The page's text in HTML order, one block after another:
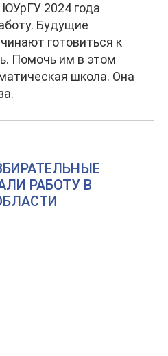
2024 года
Будущие
готовиться к
Помочь им в этом
школа. Она
РАБОТУ В